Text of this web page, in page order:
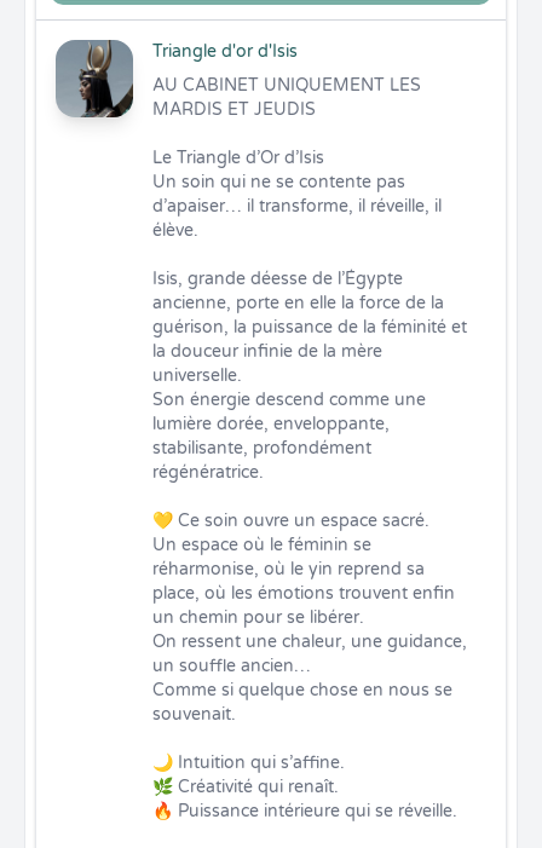
Triangle d'or d'Isis
AU CABINET UNIQUEMENT LES
MARDIS ET JEUDIS
Le Triangle d’Or d’Isis
Un soin qui ne se contente pas
d’apaiser… il transforme, il réveille, il
élève.
Isis, grande déesse de l’Égypte
ancienne, porte en elle la force de la
guérison, la puissance de la féminité et
la douceur infinie de la mère
universelle.
Son énergie descend comme une
lumière dorée, enveloppante,
stabilisante, profondément
régénératrice.
💛 Ce soin ouvre un espace sacré.
Un espace où le féminin se
réharmonise, où le yin reprend sa
place, où les émotions trouvent enfin
un chemin pour se libérer.
On ressent une chaleur, une guidance,
un souffle ancien…
Comme si quelque chose en nous se
souvenait.
🌙 Intuition qui s’affine.
🌿 Créativité qui renaît.
🔥 Puissance intérieure qui se réveille.